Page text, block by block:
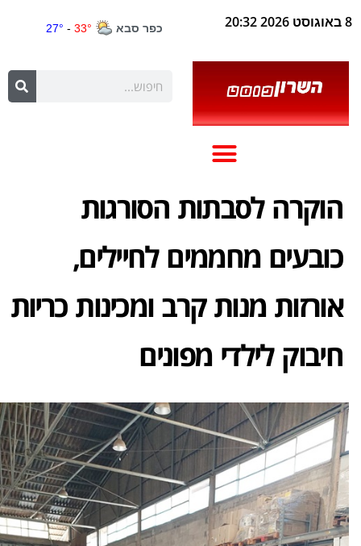
8 באוגוסט 2026 20:32
הוקרה לסבתות הסורגות
כובעים מחממים לחיילים,
אורזות מנות קרב ומכינות כריות
חיבוק לילדי מפונים